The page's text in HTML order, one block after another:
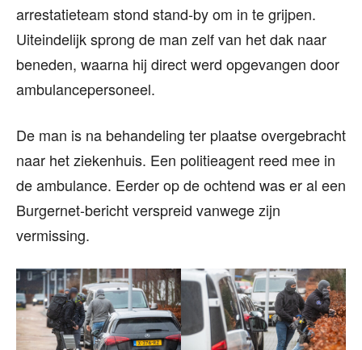
arrestatieteam stond stand-by om in te grijpen.
Uiteindelijk sprong de man zelf van het dak naar
beneden, waarna hij direct werd opgevangen door
ambulancepersoneel.
De man is na behandeling ter plaatse overgebracht
naar het ziekenhuis. Een politieagent reed mee in
de ambulance. Eerder op de ochtend was er al een
Burgernet-bericht verspreid vanwege zijn
vermissing.